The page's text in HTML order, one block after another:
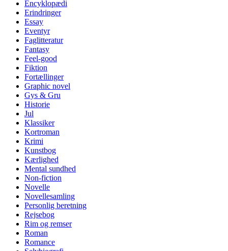
Encyklopædi
Erindringer
Essay
Eventyr
Faglitteratur
Fantasy
Feel-good
Fiktion
Fortællinger
Graphic novel
Gys & Gru
Historie
Jul
Klassiker
Kortroman
Krimi
Kunstbog
Kærlighed
Mental sundhed
Non-fiction
Novelle
Novellesamling
Personlig beretning
Rejsebog
Rim og remser
Roman
Romance